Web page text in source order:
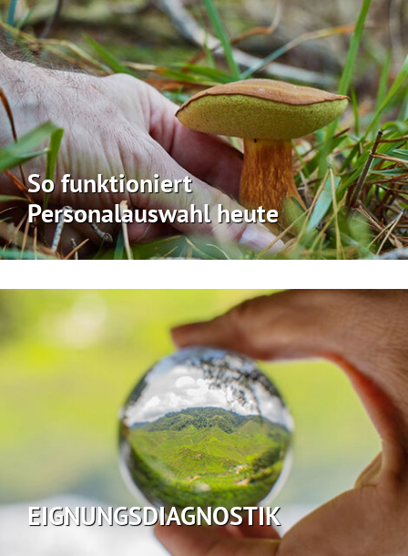
So funktioniert
Personalauswahl heute
EIGNUNGSDIAGNOSTIK